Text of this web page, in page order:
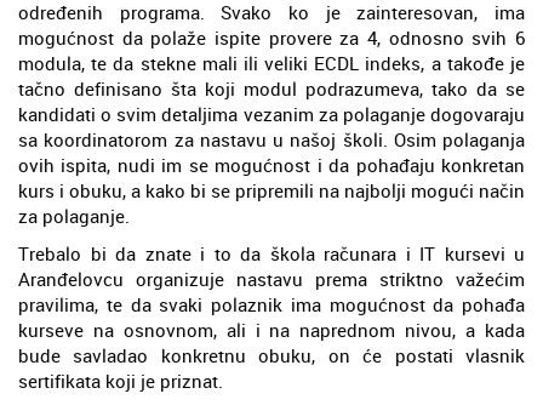
određenih programa. Svako ko je zainteresovan, ima
mogućnost da polaže ispite provere za 4, odnosno svih 6
modula, te da stekne mali ili veliki ECDL indeks, a takođe je
tačno definisano šta koji modul podrazumeva, tako da se
kandidati o svim detaljima vezanim za polaganje dogovaraju
sa koordinatorom za nastavu u našoj školi. Osim polaganja
ovih ispita, nudi im se mogućnost i da pohađaju konkretan
kurs i obuku, a kako bi se pripremili na najbolji mogući način
za polaganje.
Trebalo bi da znate i to da škola računara i IT kursevi u
Aranđelovcu organizuje nastavu prema striktno važećim
pravilima, te da svaki polaznik ima mogućnost da pohađa
kurseve na osnovnom, ali i na naprednom nivou, a kada
bude savladao konkretnu obuku, on će postati vlasnik
sertifikata koji je priznat.